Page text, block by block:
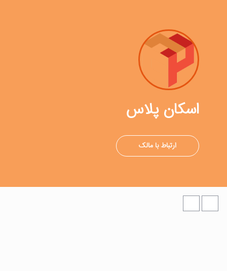
اسکان پلاس
ارتباط با مالک